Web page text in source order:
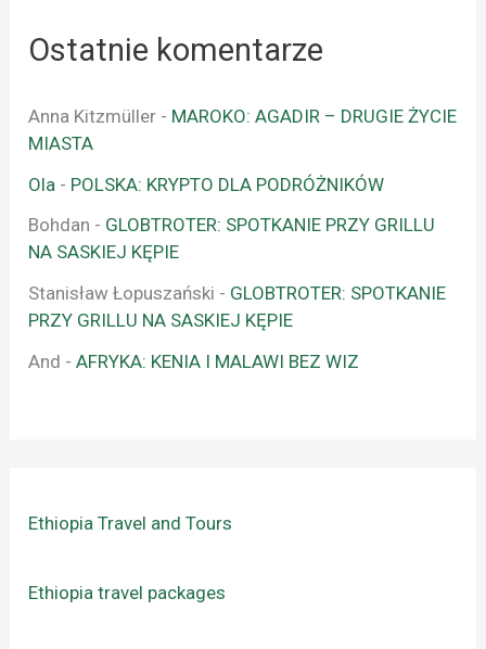
Ostatnie komentarze
Anna Kitzmüller - MAROKO: AGADIR – DRUGIE ŻYCIE
MIASTA
Ola - POLSKA: KRYPTO DLA PODRÓŻNIKÓW
Bohdan - GLOBTROTER: SPOTKANIE PRZY GRILLU
NA SASKIEJ KĘPIE
Stanisław Łopuszański - GLOBTROTER: SPOTKANIE
PRZY GRILLU NA SASKIEJ KĘPIE
And -AFRYKA: KENIA I MALAWI BEZ WIZ
Ethiopia Travel and Tours
Ethiopia travel packages